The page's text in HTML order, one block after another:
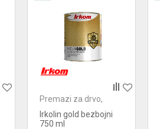
Premazi za drvo,
Irkolin gold bezbojni
750 ml